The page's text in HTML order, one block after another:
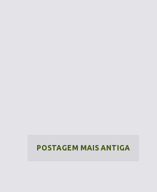
POSTAGEM MAIS ANTIGA